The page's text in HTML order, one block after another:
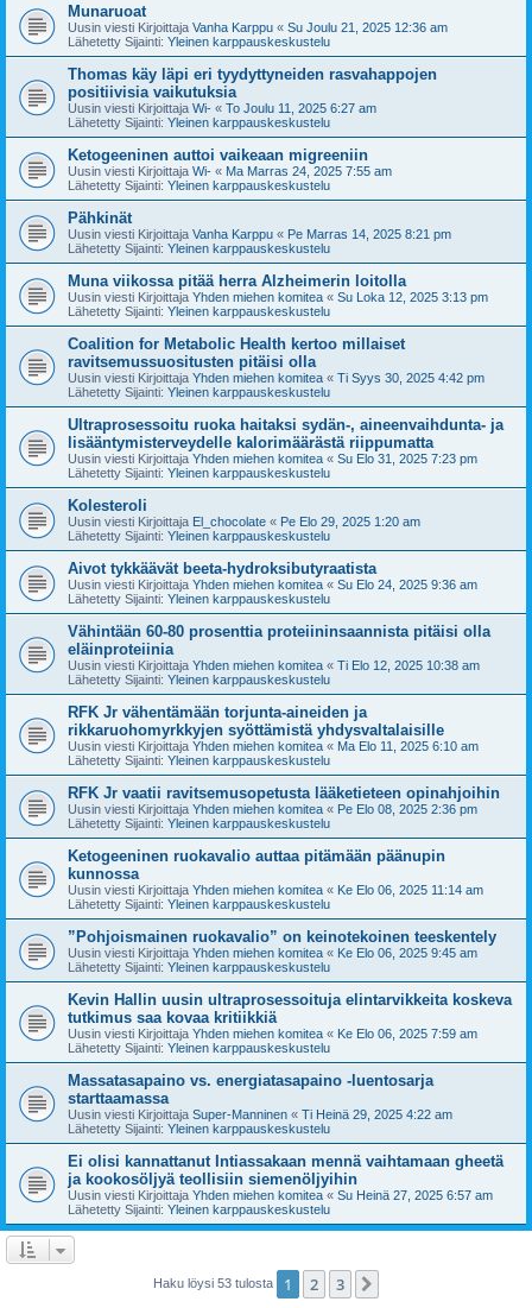
Munaruoat
Uusin viesti Kirjoittaja Vanha Karppu « Su Joulu 21, 2025 12:36 am
Lähetetty Sijainti: Yleinen karppauskeskustelu
Thomas käy läpi eri tyydyttyneiden rasvahappojen
positiivisia vaikutuksia
Uusin viesti Kirjoittaja Wi- « To Joulu 11, 2025 6:27 am
Lähetetty Sijainti: Yleinen karppauskeskustelu
Ketogeeninen auttoi vaikeaan migreeniin
Uusin viesti Kirjoittaja Wi- « Ma Marras 24, 2025 7:55 am
Lähetetty Sijainti: Yleinen karppauskeskustelu
Pähkinät
Uusin viesti Kirjoittaja Vanha Karppu « Pe Marras 14, 2025 8:21 pm
Lähetetty Sijainti: Yleinen karppauskeskustelu
Muna viikossa pitää herra Alzheimerin loitolla
Uusin viesti Kirjoittaja Yhden miehen komitea « Su Loka 12, 2025 3:13 pm
Lähetetty Sijainti: Yleinen karppauskeskustelu
Coalition for Metabolic Health kertoo millaiset
ravitsemussuositusten pitäisi olla
Uusin viesti Kirjoittaja Yhden miehen komitea « Ti Syys 30, 2025 4:42 pm
Lähetetty Sijainti: Yleinen karppauskeskustelu
Ultraprosessoitu ruoka haitaksi sydän-, aineenvaihdunta- ja
lisääntymisterveydelle kalorimäärästä riippumatta
Uusin viesti Kirjoittaja Yhden miehen komitea « Su Elo 31, 2025 7:23 pm
Lähetetty Sijainti: Yleinen karppauskeskustelu
Kolesteroli
Uusin viesti Kirjoittaja El_chocolate « Pe Elo 29, 2025 1:20 am
Lähetetty Sijainti: Yleinen karppauskeskustelu
Aivot tykkäävät beeta-hydroksibutyraatista
Uusin viesti Kirjoittaja Yhden miehen komitea « Su Elo 24, 2025 9:36 am
Lähetetty Sijainti: Yleinen karppauskeskustelu
Vähintään 60-80 prosenttia proteiininsaannista pitäisi olla
eläinproteiinia
Uusin viesti Kirjoittaja Yhden miehen komitea « Ti Elo 12, 2025 10:38 am
Lähetetty Sijainti: Yleinen karppauskeskustelu
RFK Jr vähentämään torjunta-aineiden ja
rikkaruohomyrkkyjen syöttämistä yhdysvaltalaisille
Uusin viesti Kirjoittaja Yhden miehen komitea « Ma Elo 11, 2025 6:10 am
Lähetetty Sijainti: Yleinen karppauskeskustelu
RFK Jr vaatii ravitsemusopetusta lääketieteen opinahjoihin
Uusin viesti Kirjoittaja Yhden miehen komitea « Pe Elo 08, 2025 2:36 pm
Lähetetty Sijainti: Yleinen karppauskeskustelu
Ketogeeninen ruokavalio auttaa pitämään päänupin
kunnossa
Uusin viesti Kirjoittaja Yhden miehen komitea « Ke Elo 06, 2025 11:14 am
Lähetetty Sijainti: Yleinen karppauskeskustelu
”Pohjoismainen ruokavalio” on keinotekoinen teeskentely
Uusin viesti Kirjoittaja Yhden miehen komitea « Ke Elo 06, 2025 9:45 am
Lähetetty Sijainti: Yleinen karppauskeskustelu
Kevin Hallin uusin ultraprosessoituja elintarvikkeita koskeva
tutkimus saa kovaa kritiikkiä
Uusin viesti Kirjoittaja Yhden miehen komitea « Ke Elo 06, 2025 7:59 am
Lähetetty Sijainti: Yleinen karppauskeskustelu
Massatasapaino vs. energiatasapaino -luentosarja
starttaamassa
Uusin viesti Kirjoittaja Super-Manninen « Ti Heinä 29, 2025 4:22 am
Lähetetty Sijainti: Yleinen karppauskeskustelu
Ei olisi kannattanut Intiassakaan mennä vaihtamaan gheetä
ja kookosöljyä teollisiin siemenöljyihin
Uusin viesti Kirjoittaja Yhden miehen komitea « Su Heinä 27, 2025 6:57 am
Lähetetty Sijainti: Yleinen karppauskeskustelu
Haku löysi 53 tulosta 1 2 3